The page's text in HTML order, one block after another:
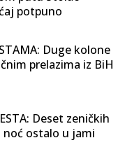
potpuno
Duge kolone
prelazima iz BiH
Deset zeničkih
ostalo u jami